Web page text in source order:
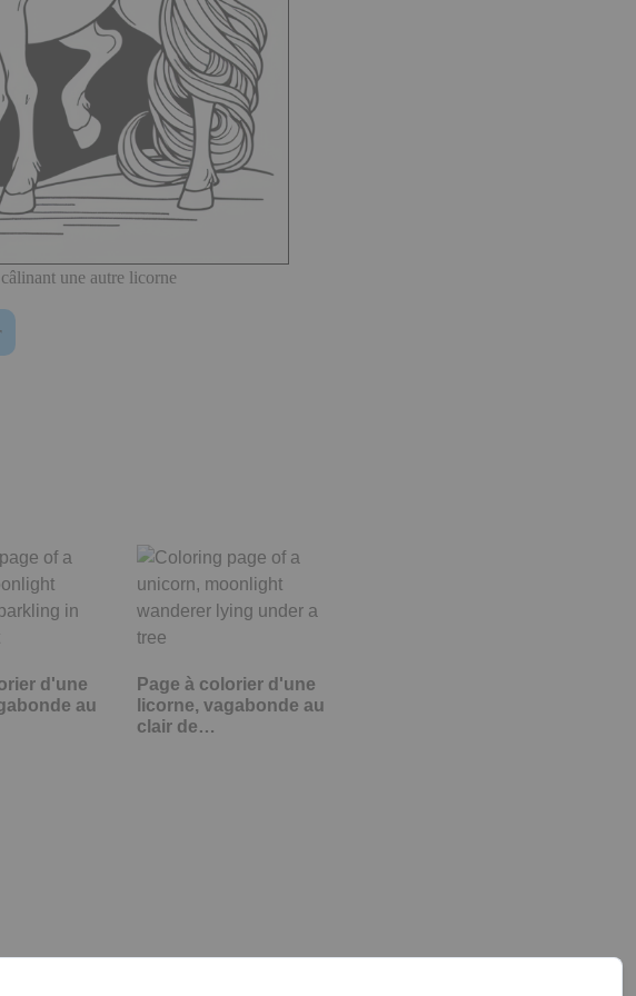
une autre licorne
d'une
au
Page à colorier d'une
licorne, vagabonde au
clair de…